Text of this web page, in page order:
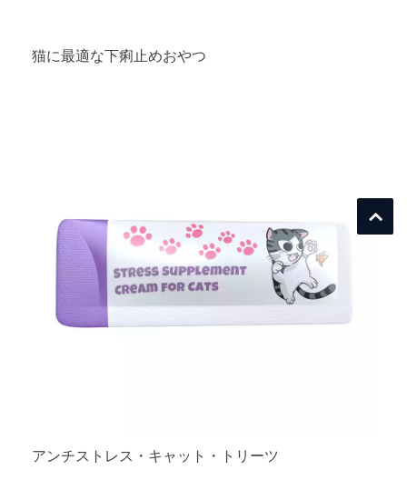
猫に最適な下痢止めおやつ
アンチストレス・キャット・トリーツ